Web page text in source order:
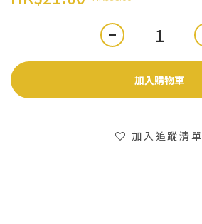
加入購物車
加入追蹤清單